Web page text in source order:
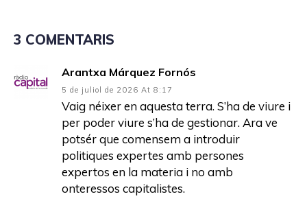
3 COMENTARIS
Arantxa Márquez Fornós
5 de juliol de 2026 At 8:17
Vaig néixer en aquesta terra. S’ha de viure i
per poder viure s’ha de gestionar. Ara ve
potsér que comensem a introduir
politiques expertes amb persones
expertos en la materia i no amb
onteressos capitalistes.